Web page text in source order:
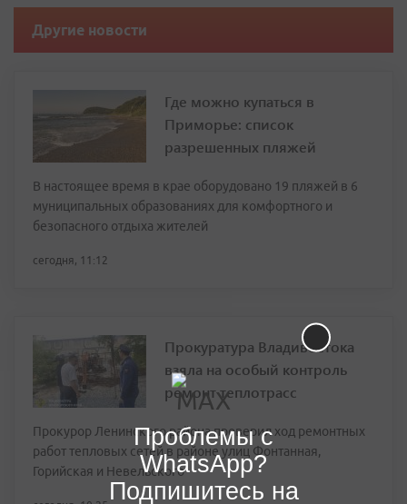
Другие новости
Где можно купаться в
Приморье: список
разрешенных пляжей
В настоящее время в крае оборудовано 19 пляжей в 6
муниципальных образованиях для комфортного и
безопасного отдыха жителей
сегодня, 11:12
Прокуратура Владивостока
взяла на особый контроль
ремонт теплотрасс
Прокурор Ленинского района проверил ход ремонтных
работ тепловых сетей в районе улиц Фонтанная,
Горийская и Невельского
Проблемы с
WhatsApp?
Подпишитесь на